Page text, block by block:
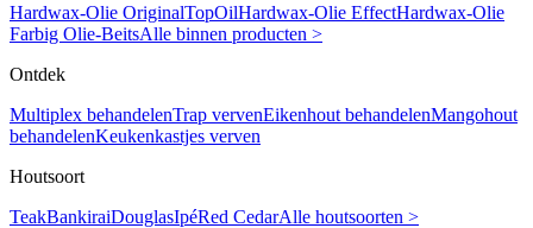
Hardwax-Olie OriginalTopOilHardwax-Olie EffectHardwax-Olie
Farbig Olie-BeitsAlle binnen producten >
Ontdek
Multiplex behandelenTrap vervenEikenhout behandelenMangohout
behandelenKeukenkastjes verven
Houtsoort
TeakBankiraiDouglasIpéRed CedarAlle houtsoorten >